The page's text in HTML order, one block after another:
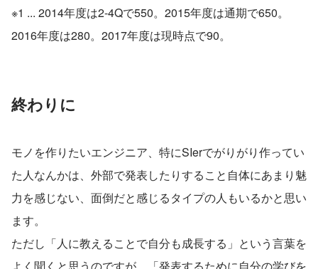
※1 ... 2014年度は2-4Qで550。2015年度は通期で650。
2016年度は280。2017年度は現時点で90。
終わりに
モノを作りたいエンジニア、特にSIerでがりがり作ってい
た人なんかは、外部で発表したりすること自体にあまり魅
力を感じない、面倒だと感じるタイプの人もいるかと思い
ます。
ただし「人に教えることで自分も成長する」という言葉を
よく聞くと思うのですが、「発表するために自分の学びを